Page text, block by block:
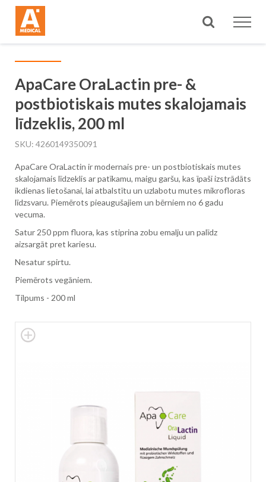
Meklēt
ApaCare OraLactin pre- &
postbiotiskais mutes skalojamais
līdzeklis, 200 ml
SKU 4260149350091
ApaCare OraLactin ir modernais pre- un postbiotiskais mutes
skalojamais līdzeklis ar patīkamu, maigu garšu, kas īpaši izstrādāts
ikdienas lietošanai, lai atbalstītu un uzlabotu mutes mikrofloras
līdzsvaru. Piemērots pieaugušajiem un bērniem no 6 gadu
vecuma.
Satur 250 ppm fluora, kas stiprina zobu emalju un palīdz
aizsargāt pret kariesu.
Nesatur spirtu.
Piemērots vegāniem.
Tilpums - 200 ml
Skip
to